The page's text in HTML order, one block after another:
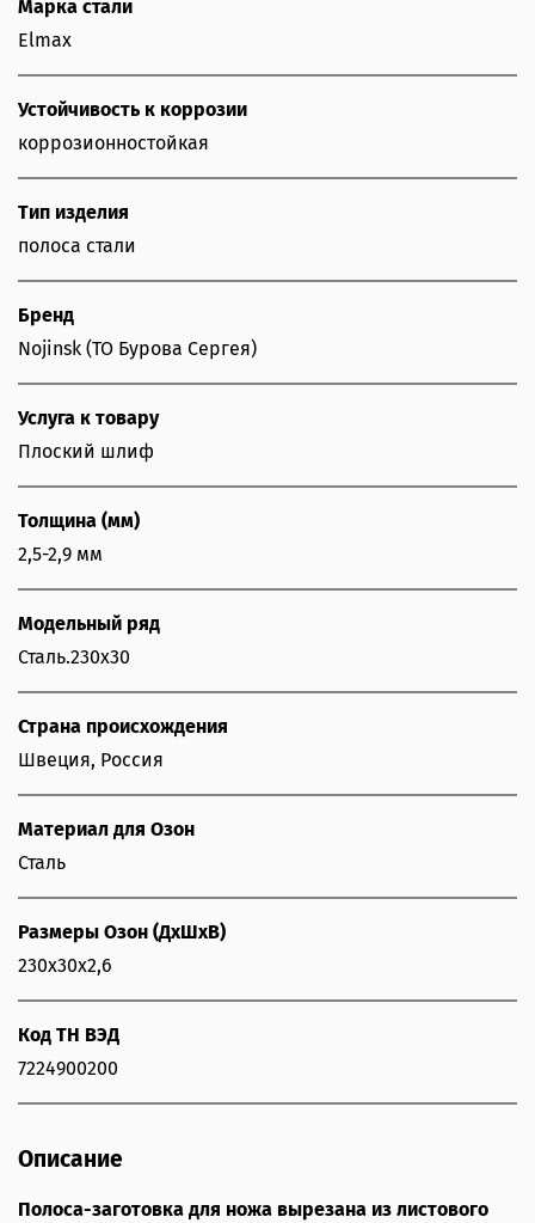
Марка стали
Elmax
Устойчивость к коррозии
коррозионностойкая
Тип изделия
полоса стали
Бренд
Nojinsk (ТО Бурова Сергея)
Услуга к товару
Плоский шлиф
Толщина (мм)
2,5-2,9 мм
Модельный ряд
Сталь.230х30
Страна происхождения
Швеция, Россия
Материал для Озон
Сталь
Размеры Озон (ДхШхВ)
230х30х2,6
Код ТН ВЭД
7224900200
Описание
Полоса-заготовка для ножа вырезана из листового